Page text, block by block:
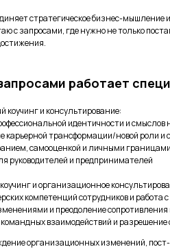
стратегическое бизнес-мышление
с запросами, где нужно не только
работает
коучинг и консультирование:
идентичности и смыслов
карьерной трансформации/новой роли
самооценкой и личными границами
руководителей и предпринимателей
и организационное
компетенций сотрудников и работа
и преодоление
взаимодействий и разрешение
организационных изменений,